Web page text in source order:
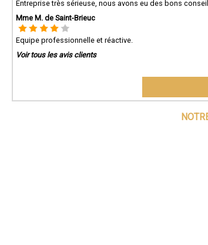
Entreprise très sérieuse, nous avons eu des bons
Mme M. de Saint-Brieuc
Equipe professionnelle et réactive.
Voir tous les avis clients